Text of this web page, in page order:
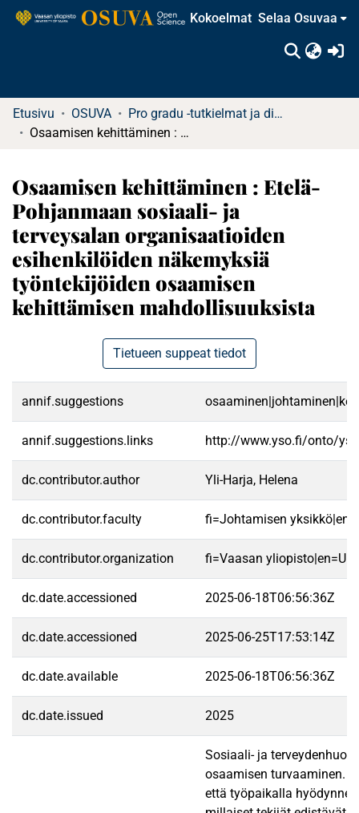
Kokoelmat Selaa Osuvaa
Etusivu OSUVA
Pro gradu -tutkielmat ja diplomityöt
Osaamisen kehittäminen : Etelä-Pohjanmaan sosiaali- ja terveysalan organisaatioiden esihenkilöiden näkemyksiä työntekijöiden osaamisen kehittämisen mahdollisuuksista
Osaamisen kehittäminen : Etelä-
Pohjanmaan sosiaali- ja
terveysalan organisaatioiden
esihenkilöiden näkemyksiä
työntekijöiden osaamisen
kehittämisen mahdollisuuksista
Tietueen suppeat tiedot
annif.suggestions
annif.suggestions.links http://www.yso.fi/onto/
dc.contributor.author Yli-Harja, Helena
dc.contributor.faculty fi=Johtamisen
dc.contributor.organization fi=Vaasan
dc.date.accessioned 2025-06-18T06:56:36Z
dc.date.accessioned 2025-06-25T17:53:14Z
dc.date.available 2025-06-18T06:56:36Z
dc.date.issued 2025
Sosiaali- ja
osaamisen turvaaminen.
että työpaikalla